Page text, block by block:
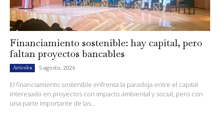
Financiamiento sostenible: hay capital, pero
faltan proyectos bancables
Artículos 5 agosto, 2026
El financiamiento sostenible enfrenta la paradoja entre el capital
interesado en proyectos con impacto ambiental y social, pero con
una parte importante de las...